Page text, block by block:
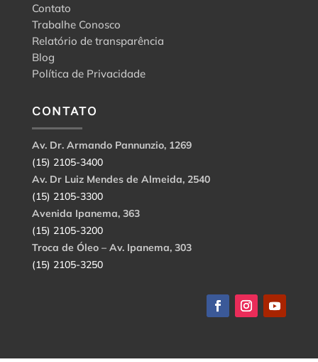
Contato
Trabalhe Conosco
Relatório de transparência
Blog
Política de Privacidade
CONTATO
Av. Dr. Armando Pannunzio, 1269
(15) 2105-3400
Av. Dr Luiz Mendes de Almeida, 2540
(15) 2105-3300
Avenida Ipanema, 363
(15) 2105-3200
Troca de Óleo – Av. Ipanema, 303
(15) 2105-3250